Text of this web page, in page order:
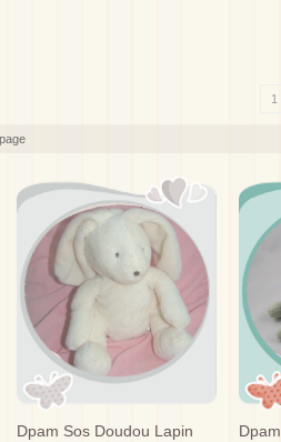
1
Dpam Sos Doudou Lapin